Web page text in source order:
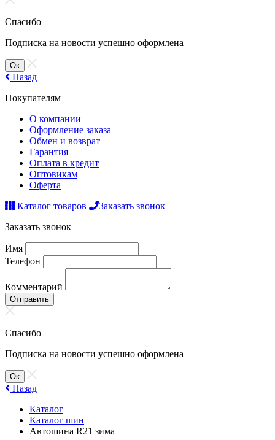
Спасибо
Подписка на новости успешно оформлена
Ок
Назад
Покупателям
О компании
Оформление заказа
Обмен и возврат
Гарантия
Оплата в кредит
Оптовикам
Оферта
Каталог товаров
Заказать звонок
Заказать звонок
Имя
Телефон
Комментарий
Отправить
Спасибо
Подписка на новости успешно оформлена
Ок
Назад
Каталог
Каталог шин
Автошина R21 зима